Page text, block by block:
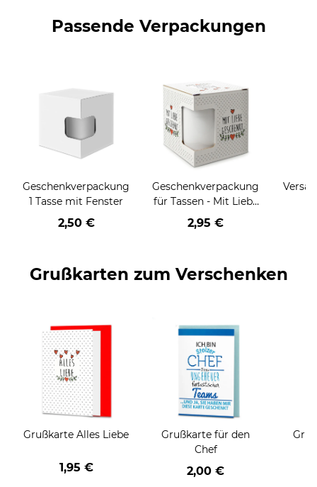
Passende Verpackungen
Geschenkverpackung
1 Tasse mit Fenster
2,50 €
Geschenkverpackung
für Tassen - Mit Liebe
geschenkt
2,95 €
Grußkarten zum Verschenken
Grußkarte Alles Liebe
1,95 €
Grußkarte für den
Chef
2,00 €